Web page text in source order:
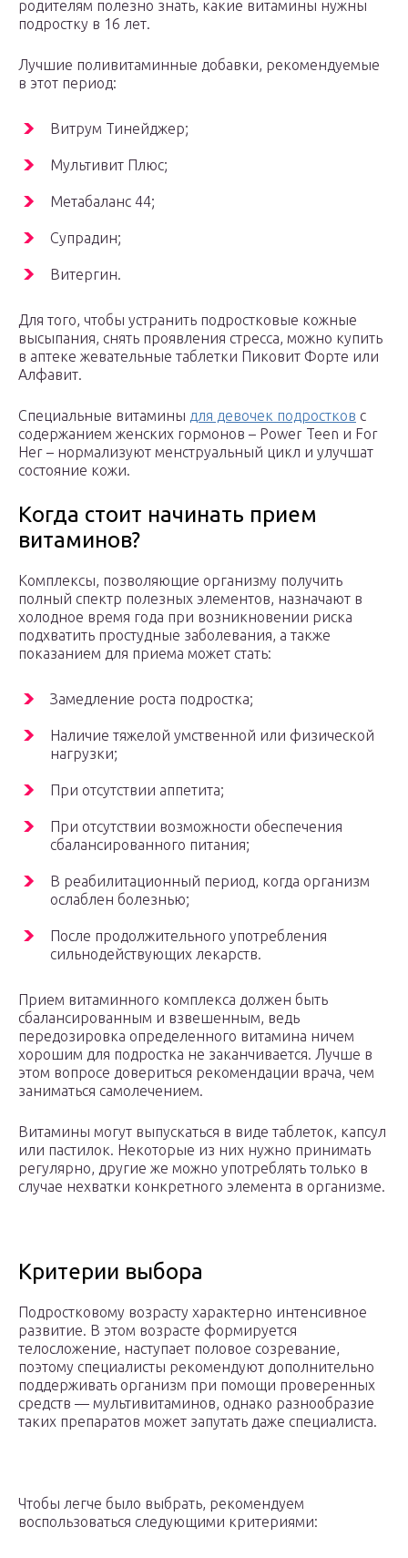
родителям полезно знать, какие витамины нужны
подростку в 16 лет.
Лучшие поливитаминные добавки, рекомендуемые
в этот период:
Витрум Тинейджер;
Мультивит Плюс;
Метабаланс 44;
Супрадин;
Витергин.
Для того, чтобы устранить подростковые кожные
высыпания, снять проявления стресса, можно купить
в аптеке жевательные таблетки Пиковит Форте или
Алфавит.
Специальные витамины для девочек подростков с
содержанием женских гормонов – Power Teen и For
Her – нормализуют менструальный цикл и улучшат
состояние кожи.
Когда стоит начинать прием
витаминов?
Комплексы, позволяющие организму получить
полный спектр полезных элементов, назначают в
холодное время года при возникновении риска
подхватить простудные заболевания, а также
показанием для приема может стать:
Замедление роста подростка;
Наличие тяжелой умственной или физической
нагрузки;
При отсутствии аппетита;
При отсутствии возможности обеспечения
сбалансированного питания;
В реабилитационный период, когда организм
ослаблен болезнью;
После продолжительного употребления
сильнодействующих лекарств.
Прием витаминного комплекса должен быть
сбалансированным и взвешенным, ведь
передозировка определенного витамина ничем
хорошим для подростка не заканчивается. Лучше в
этом вопросе довериться рекомендации врача, чем
заниматься самолечением.
Витамины могут выпускаться в виде таблеток, капсул
или пастилок. Некоторые из них нужно принимать
регулярно, другие же можно употреблять только в
случае нехватки конкретного элемента в организме.
Критерии выбора
Подростковому возрасту характерно интенсивное
развитие. В этом возрасте формируется
телосложение, наступает половое созревание,
поэтому специалисты рекомендуют дополнительно
поддерживать организм при помощи проверенных
средств — мультивитаминов, однако разнообразие
таких препаратов может запутать даже специалиста.
Чтобы легче было выбрать, рекомендуем
воспользоваться следующими критериями: